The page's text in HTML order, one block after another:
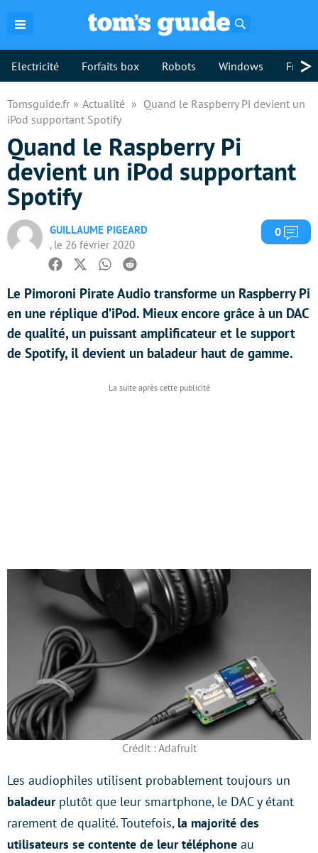
Electricité Forfaits box Robots Windows >
Tomsguide.fr Actualité
Quand le Raspberry Pi devient un
iPod supportant Spotify
Quand le Raspberry Pi
devient un iPod supportant
Spotify
GUILLAUME PIGEARD
, le 26 février 2020
0
Facebook
TwitterWhatsapp
Reddit
Le Pimoroni Pirate Audio transforme un Raspberry Pi
en une réplique d’iPod. Mieux encore grâce à un DAC
de qualité, un puissant amplificateur et le support
de Spotify, il devient un baladeur haut de gamme.
Crédit : Adafruit
Les audiophiles utilisent probablement toujours un
baladeur plutôt que leur smartphone, le DAC y étant
rarement de qualité. Toutefois, la majorité des
utilisateurs se contente de leur téléphone au